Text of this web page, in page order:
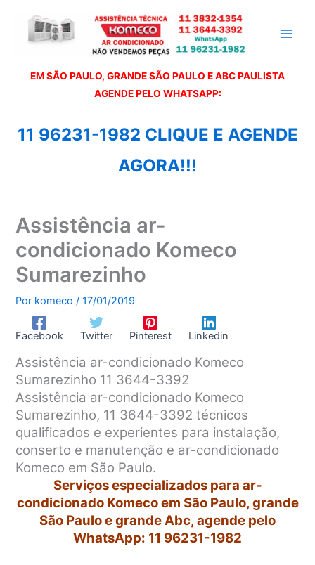
EM SÃO PAULO, GRANDE SÃO PAULO E ABC PAULISTA
AGENDE PELO WHATSAPP:
11 96231-1982 CLIQUE E AGENDE
AGORA!!!
Assistência ar-
condicionado Komeco
Sumarezinho
Por komeco/17/01/2019
Facebook Twitter Pinterest Linkedin
Assistência ar-condicionado Komeco
Sumarezinho 11 3644-3392
Assistência ar-condicionado Komeco
Sumarezinho, 11 3644-3392 técnicos
qualificados e experientes para instalação,
conserto e manutenção e ar-condicionado
Komeco em São Paulo.
Serviços especializados para ar-
condicionado Komeco em São Paulo, grande
São Paulo e grande Abc, agende pelo
WhatsApp: 11 96231-1982